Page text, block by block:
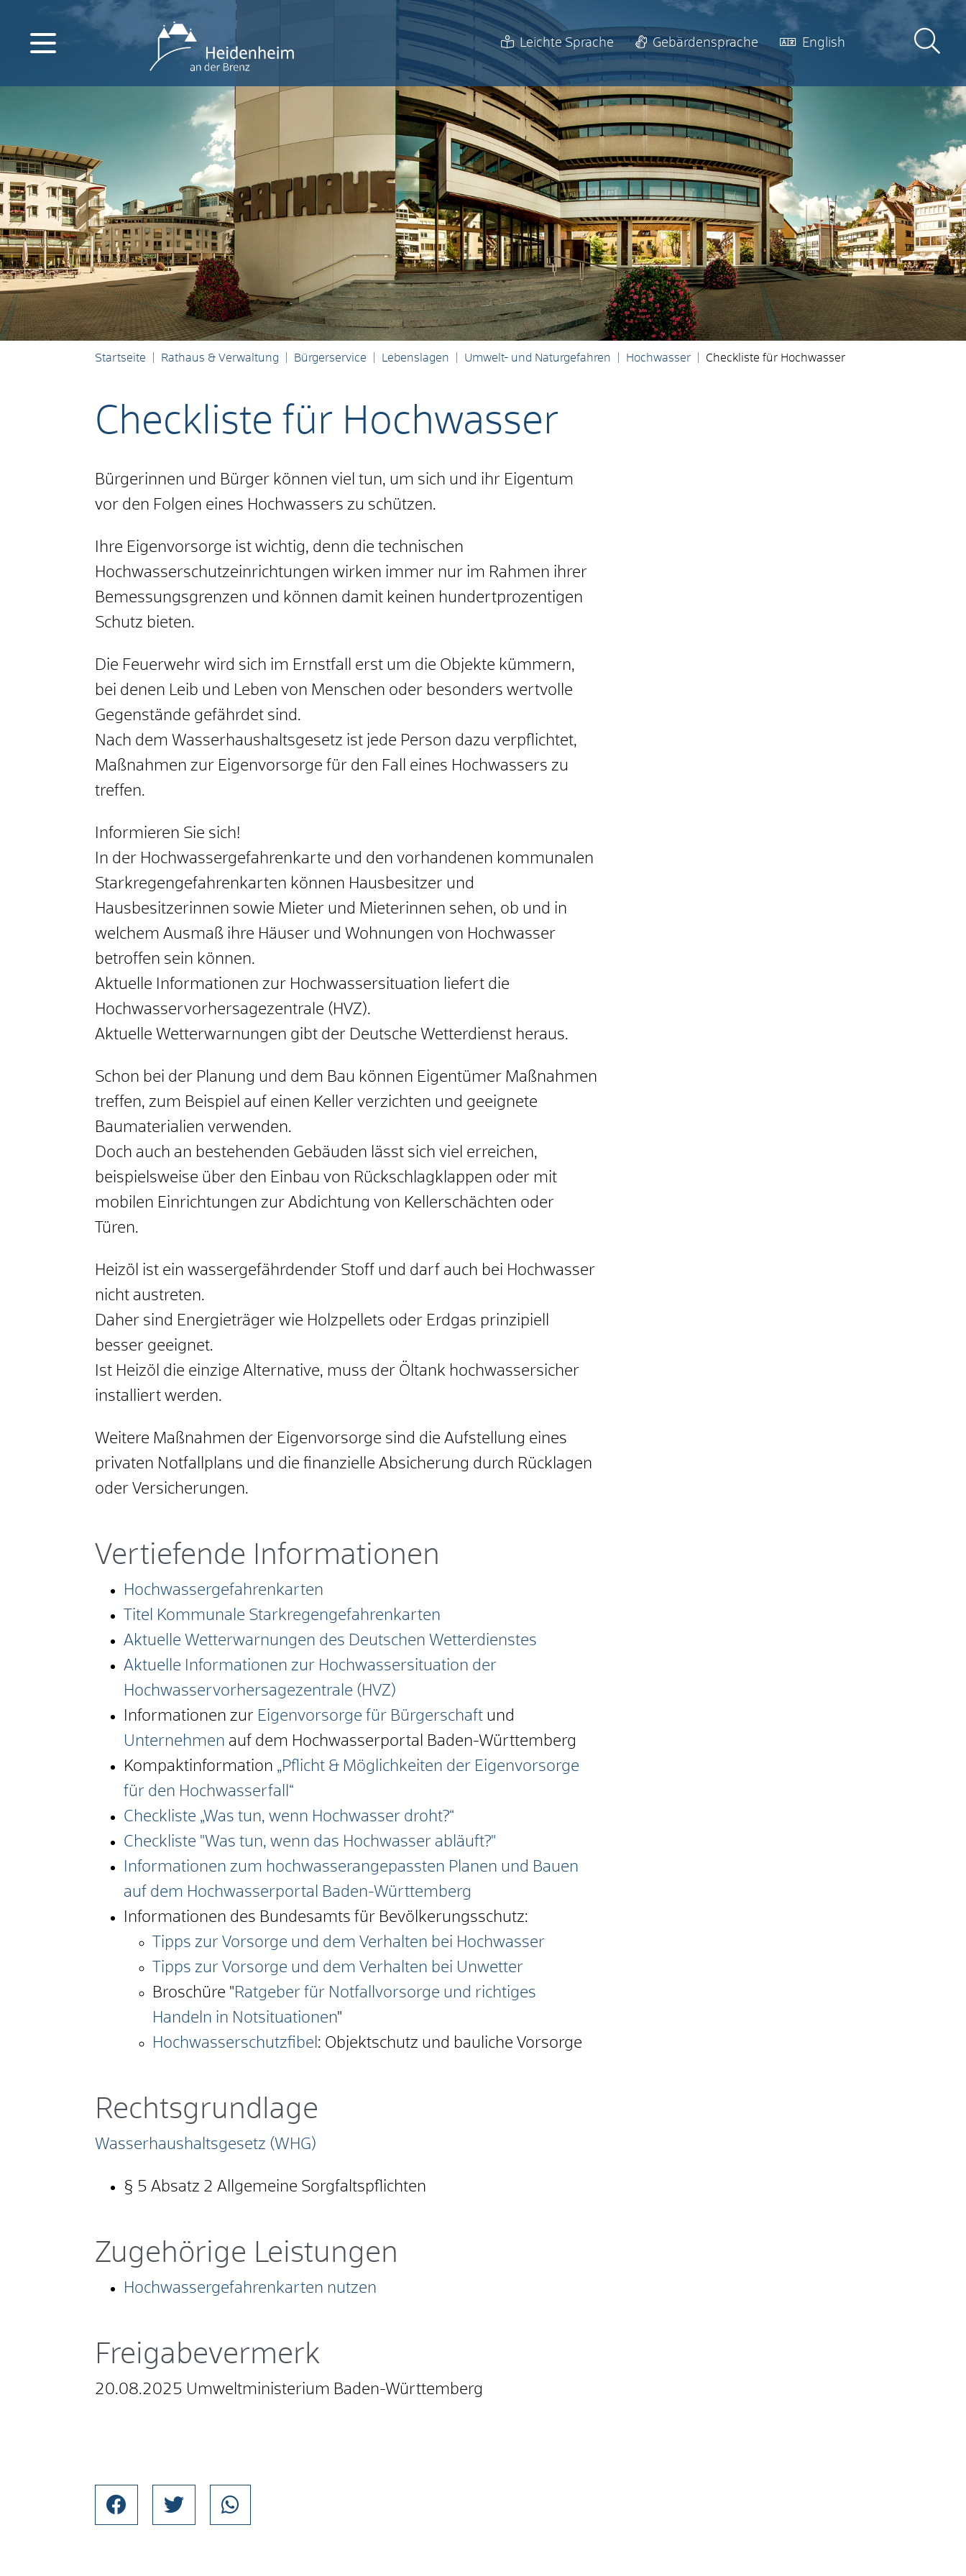
Leichte Sprache Gebärdensprache English
Startseite Rathaus & Verwaltung Bürgerservice Lebenslagen Umwelt- und Naturgefahren Hochwasser Checkliste für Hochwasser
Checkliste für Hochwasser
Bürgerinnen und Bürger können viel tun, um sich und ihr Eigentum
vor den Folgen eines Hochwassers zu schützen.
Ihre Eigenvorsorge ist wichtig, denn die technischen
Hochwasserschutzeinrichtungen wirken immer nur im Rahmen ihrer
Bemessungsgrenzen und können damit keinen hundertprozentigen
Schutz bieten.
Die Feuerwehr wird sich im Ernstfall erst um die Objekte kümmern,
bei denen Leib und Leben von Menschen oder besonders wertvolle
Gegenstände gefährdet sind.
Nach dem Wasserhaushaltsgesetz ist jede Person dazu verpflichtet,
Maßnahmen zur Eigenvorsorge für den Fall eines Hochwassers zu
treffen.
Informieren Sie sich!
In der Hochwassergefahrenkarte und den vorhandenen kommunalen
Starkregengefahrenkarten können Hausbesitzer und
Hausbesitzerinnen sowie Mieter und Mieterinnen sehen, ob und in
welchem Ausmaß ihre Häuser und Wohnungen von Hochwasser
betroffen sein können.
Aktuelle Informationen zur Hochwassersituation liefert die
Hochwasservorhersagezentrale (HVZ).
Aktuelle Wetterwarnungen gibt der Deutsche Wetterdienst heraus.
Schon bei der Planung und dem Bau können Eigentümer Maßnahmen
treffen, zum Beispiel auf einen Keller verzichten und geeignete
Baumaterialien verwenden.
Doch auch an bestehenden Gebäuden lässt sich viel erreichen,
beispielsweise über den Einbau von Rückschlagklappen oder mit
mobilen Einrichtungen zur Abdichtung von Kellerschächten oder
Türen.
Heizöl ist ein wassergefährdender Stoff und darf auch bei Hochwasser
nicht austreten.
Daher sind Energieträger wie Holzpellets oder Erdgas prinzipiell
besser geeignet.
Ist Heizöl die einzige Alternative, muss der Öltank hochwassersicher
installiert werden.
Weitere Maßnahmen der Eigenvorsorge sind die Aufstellung eines
privaten Notfallplans und die finanzielle Absicherung durch Rücklagen
oder Versicherungen.
Vertiefende Informationen
Hochwassergefahrenkarten
Titel Kommunale Starkregengefahrenkarten
Aktuelle Wetterwarnungen des Deutschen Wetterdienstes
Aktuelle Informationen zur Hochwassersituation der
Hochwasservorhersagezentrale (HVZ)
Informationen zur Eigenvorsorge für Bürgerschaft und
Unternehmen auf dem Hochwasserportal Baden-Württemberg
Kompaktinformation „Pflicht & Möglichkeiten der Eigenvorsorge
für den Hochwasserfall“
Checkliste „Was tun, wenn Hochwasser droht?“
Checkliste "Was tun, wenn das Hochwasser abläuft?"
Informationen zum hochwasserangepassten Planen und Bauen
auf dem Hochwasserportal Baden-Württemberg
Informationen des Bundesamts für Bevölkerungsschutz:
Tipps zur Vorsorge und dem Verhalten bei Hochwasser
Tipps zur Vorsorge und dem Verhalten bei Unwetter
Broschüre "Ratgeber für Notfallvorsorge und richtiges
Handeln in Notsituationen"
Hochwasserschutzfibel : Objektschutz und bauliche Vorsorge
Rechtsgrundlage
Wasserhaushaltsgesetz (WHG)
§ 5 Absatz 2 Allgemeine Sorgfaltspflichten
Zugehörige Leistungen
Hochwassergefahrenkarten nutzen
Freigabevermerk
20.08.2025 Umweltministerium Baden-Württemberg